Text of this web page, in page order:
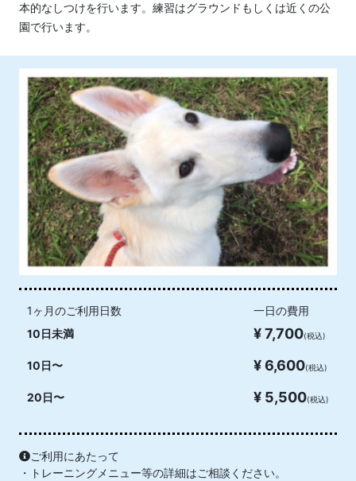
本的なしつけを行います。練習はグラウンドもしくは近くの公
園で行います。
1ヶ月のご利用日数
10日未満
10日〜
20日〜
一日の費用
¥ 7,700(税込)
¥ 6,600(税込)
¥ 5,500(税込)
ご利用にあたって
・トレーニングメニュー等の詳細はご相談ください。